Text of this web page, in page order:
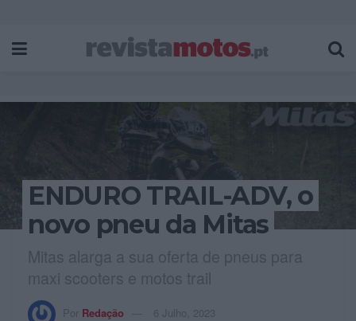
ENDURO TRAIL-ADV, o
novo pneu da Mitas
Mitas alarga a sua oferta de pneus para
maxi scooters e motos trail
Por Redação 6 Julho, 2023